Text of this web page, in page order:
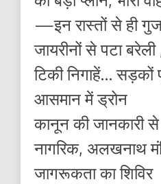
—इन रास्तों से ही
जायरीनों से पटा
टिकी निगाहें…
आसमान में ड्रोन
कानून की जानकारी
नागरिक, अलखनाथ
जागरूकता का शिविर